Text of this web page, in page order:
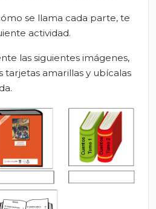
se llama cada parte, te
actividad.
las siguientes imágenes,
tarjetas amarillas y ubícalas